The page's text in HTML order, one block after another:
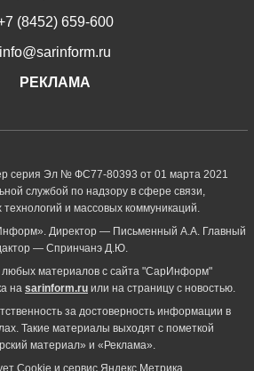
(8452) 659-600
info@sarinform.ru
РЕКЛАМА
серия Эл № ФС77-80393 от 01 марта 2021
службой по надзору в сфере связи,
и массовых коммуникаций.
Директор — Письменный А.А. Главный
— Спринчанэ Д.Ю.
любых материалов с сайта "СарИнформ"
на sarinform.ru или на страницу с новостью.
за достоверность информации в
Такие материалы выходят с пометкой
материал» и «Реклама».
Cookie и сервиc Яндекс.Метрика